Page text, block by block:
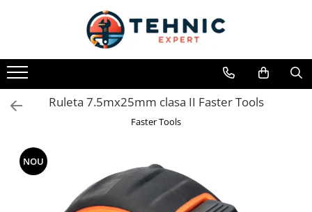
Toate Produsele
Accesorii pentru scule electrice
Accesorii pentru sculele pe aer
Alte accesorii pentru scule
Biti, prelungitoare si accesorii
Mixere pentru material
Panze pentru pendular si ferastrau
Ruleta 7.5mx25mm clasa II Faster Tools
Faster Tools
NOU